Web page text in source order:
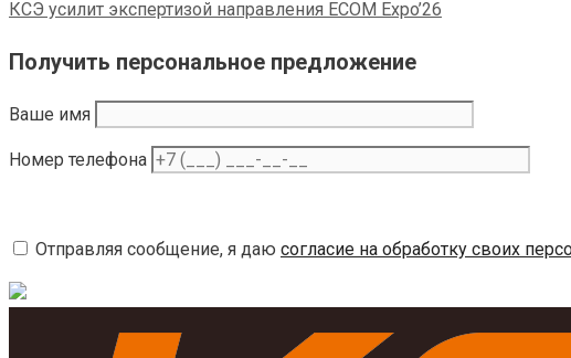
КСЭ усилит экспертизой направления ECOM Expo’26
Получить персональное предложение
Ваше имя
Номер телефона
Отправляя сообщение, я даю согласие на обработку своих